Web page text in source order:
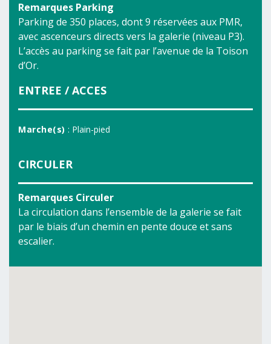
Remarques Parking
Parking de 350 places, dont 9 réservées aux PMR,
avec ascenceurs directs vers la galerie (niveau P3).
L’accès au parking se fait par l’avenue de la Toison
d’Or.
ENTREE / ACCES
Marche(s) : Plain-pied
CIRCULER
Remarques Circuler
La circulation dans l’ensemble de la galerie se fait
par le biais d’un chemin en pente douce et sans
escalier.